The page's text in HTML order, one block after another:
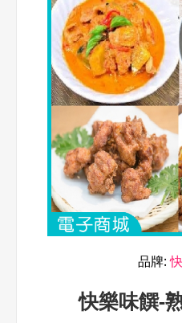
品牌:
快樂味饌-